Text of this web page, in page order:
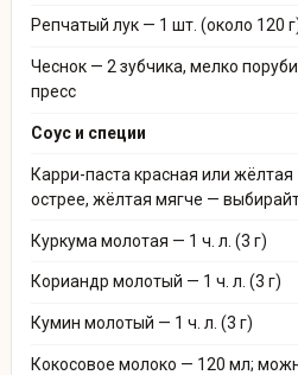
Репчатый лук — 1 шт. (около 120
Чеснок — 2 зубчика, мелко
пресс
Соус и специи
Карри-паста красная или жёлтая
острее, жёлтая мягче —
Куркума молотая — 1 ч. л. (3 г)
Кориандр молотый — 1 ч. л. (3 г)
Кумин молотый — 1 ч. л. (3 г)
Кокосовое молоко — 120 мл;